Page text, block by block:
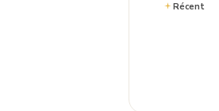
Récent